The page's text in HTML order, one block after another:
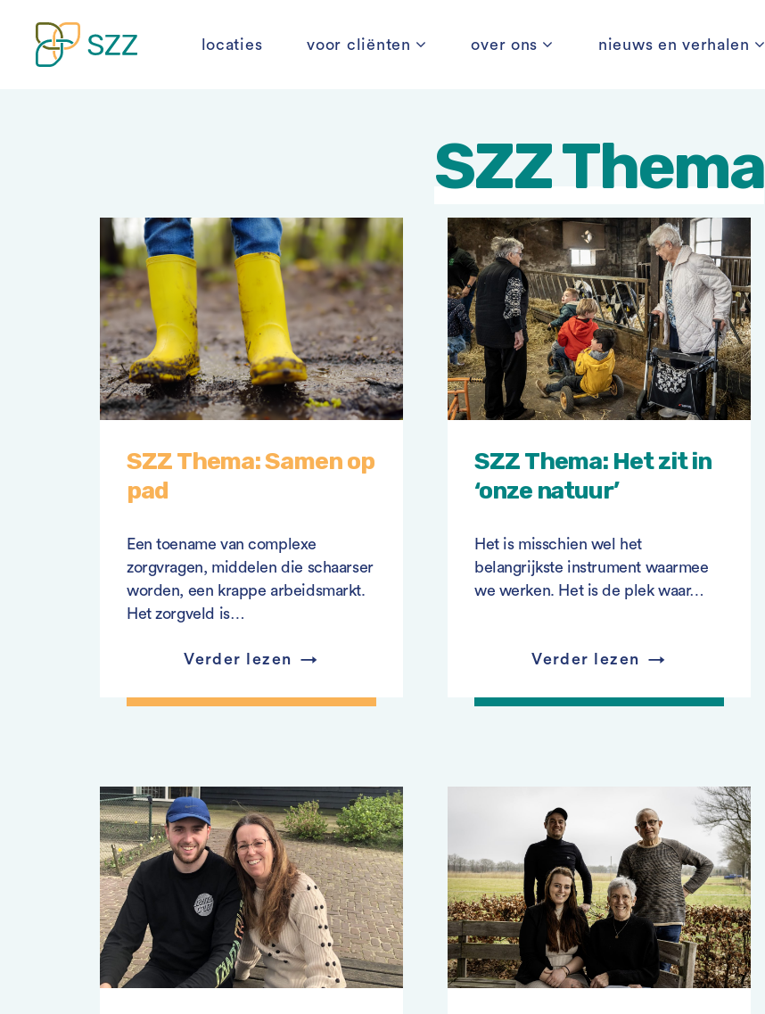
locaties voor cliënten over ons nieuws en verhalen
SZZ Thema
SZZ Thema: Samen op
pad
Een toename van complexe
zorgvragen, middelen die schaarser
worden, een krappe arbeidsmarkt.
Het zorgveld is…
Verder lezen
SZZ Thema: Het zit in
‘onze natuur’
Het is misschien wel het
belangrijkste instrument waarmee
we werken. Het is de plek waar…
Verder lezen